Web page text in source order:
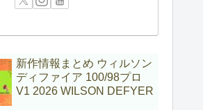
新作情報まとめ ウィルソン
ディファイア 100/98プロ
V1 2026 WILSON DEFYER